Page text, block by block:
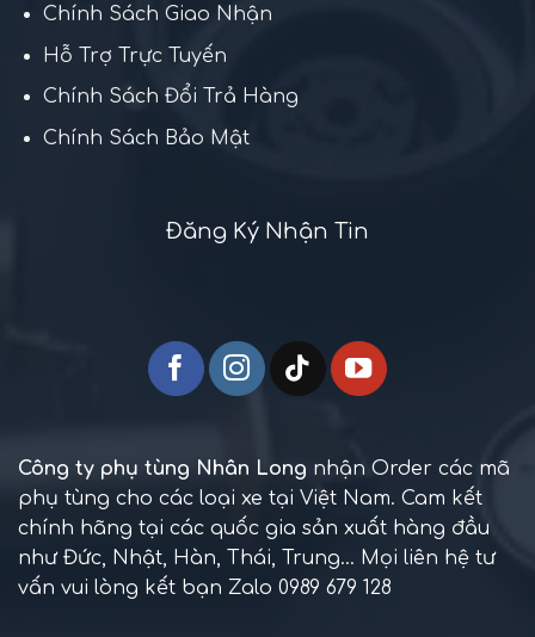
Chính Sách Giao Nhận
Hỗ Trợ Trực Tuyến
Chính Sách Đổi Trả Hàng
Chính Sách Bảo Mật
Đăng Ký Nhận Tin
Công ty phụ tùng Nhân Long nhận Order các mã
phụ tùng cho các loại xe tại Việt Nam. Cam kết
chính hãng tại các quốc gia sản xuất hàng đầu
như Đức, Nhật, Hàn, Thái, Trung... Mọi liên hệ tư
vấn vui lòng kết bạn Zalo 0989 679 128